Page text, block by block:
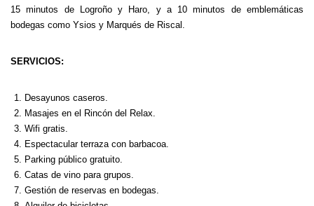
15 minutos de Logroño y Haro, y a 10 minutos de emblemáticas
bodegas como Ysios y Marqués de Riscal.
SERVICIOS:
Desayunos caseros.
Masajes en el Rincón del Relax.
Wifi gratis.
Espectacular terraza con barbacoa.
Parking público gratuito.
Catas de vino para grupos.
Gestión de reservas en bodegas.